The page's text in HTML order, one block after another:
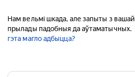
Нам вельмі шкада, але запыты з вашай
прылады падобныя да аўтаматычных.
гэта магло адбыцца?